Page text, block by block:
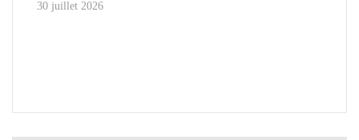
30 juillet 2026